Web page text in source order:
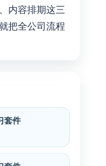
内容排期这三
把全公司流程
套件